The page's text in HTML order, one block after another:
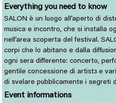
Everything you need to know
SALON è un luogo all’aperto di
musica e incontro, che si installa
nell’area scoperta del festival.
corpi che lo abitano e dalla
ogni sera differente: concerto,
gentile concessione di artistɜ e
di svelare pubblicamente i segreti
Event informations